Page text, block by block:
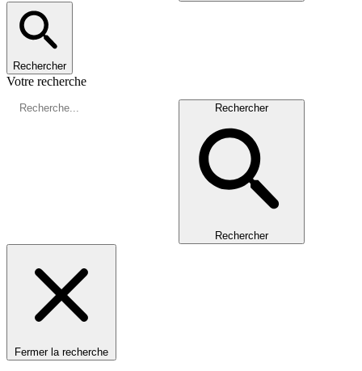
Rechercher
Votre recherche
Rechercher
Rechercher
Fermer la recherche